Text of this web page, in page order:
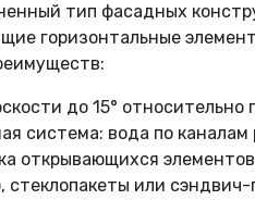
тип фасадных
горизонтальные
до 15°
система: вода по
открывающихся
стеклопакеты или